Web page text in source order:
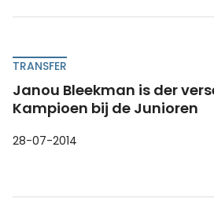
TRANSFER
Janou Bleekman is der
Kampioen bij de Junioren
28-07-2014